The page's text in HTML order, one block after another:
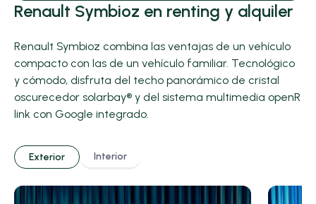
Renault Symbioz en renting y alquiler
Renault Symbioz combina las ventajas de un vehículo
compacto con las de un vehículo familiar. Tecnológico
y cómodo, disfruta del techo panorámico de cristal
oscurecedor solarbay® y del sistema multimedia openR
link con Google integrado.
Exterior Interior